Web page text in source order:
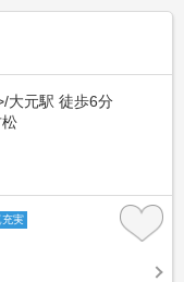
大元駅 徒歩6分
充実